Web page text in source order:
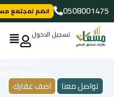
تخطي
إلى
المحتوى
0508001475
انضم لمجتمع
تسجيل الدخول
تواصل معنا اضف عقارك